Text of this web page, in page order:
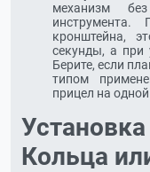
механизм без
инструмента.
кронштейна,
секунды, а при
Берите, если
типом
прицел на
Кольца